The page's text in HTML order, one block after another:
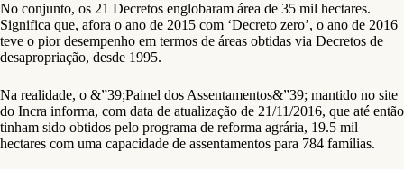
No conjunto, os 21 Decretos englobaram área de 35 mil hectares.
Significa que, afora o ano de 2015 com ‘Decreto zero’, o ano de 2016
teve o pior desempenho em termos de áreas obtidas via Decretos de
desapropriação, desde 1995.
Na realidade, o &”39;Painel dos Assentamentos&”39; mantido no site
do Incra informa, com data de atualização de 21/11/2016, que até então
tinham sido obtidos pelo programa de reforma agrária, 19.5 mil
hectares com uma capacidade de assentamentos para 784 famílias.